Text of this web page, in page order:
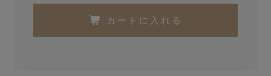
カートに入れる